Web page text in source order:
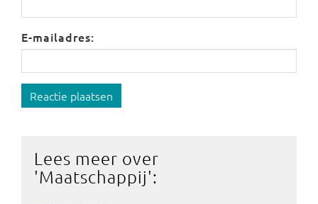
E-mailadres:
Reactie plaatsen
Lees meer over
'Maatschappij':